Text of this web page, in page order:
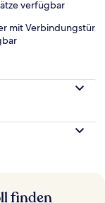
verfügbar
mit Verbindungstür
finden